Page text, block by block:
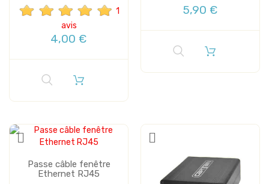
1
avis
4,00 €
5,90 €
Passe câble fenêtre
Ethernet RJ45